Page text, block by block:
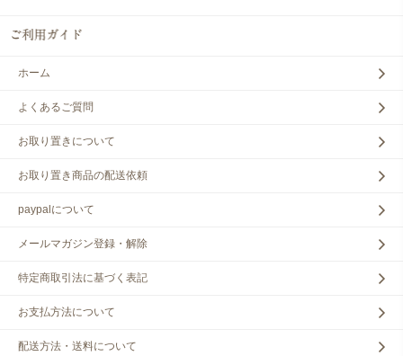
ホーム
よくあるご質問
お取り置きについて
お取り置き商品の配送依頼
paypalについて
メールマガジン登録・解除
特定商取引法に基づく表記
お支払方法について
配送方法・送料について